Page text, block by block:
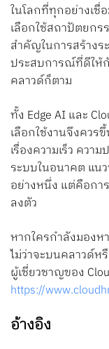
ในโลกที่ทุกอย่างเชื่
เลือกใช้สถาปัตยก
สำคัญในการสร้างร
ประสบการณ์ที่ดีให้
คลาวด์ก็ตาม
ทั้ง Edge AI และ
เลือกใช้งานจึงควร
เรื่องความเร็ว คว
ระบบในอนาคต แน
อย่างหนึ่ง แต่คือกา
ลงตัว
หากใครกำลังมองห
ไม่ว่าจะบนคลาวด์
ผู้เชี่ยวชาญของ
https://
อ้างอิง